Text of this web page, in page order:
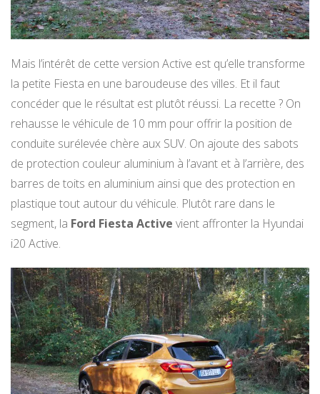
Mais l’intérêt de cette version Active est qu’elle transforme
la petite Fiesta en une baroudeuse des villes. Et il faut
concéder que le résultat est plutôt réussi. La recette ? On
rehausse le véhicule de 10 mm pour offrir la position de
conduite surélevée chère aux SUV. On ajoute des sabots
de protection couleur aluminium à l’avant et à l’arrière, des
barres de toits en aluminium ainsi que des protection en
plastique tout autour du véhicule. Plutôt rare dans le
segment, la Ford Fiesta Active vient affronter la Hyundai
i20 Active.